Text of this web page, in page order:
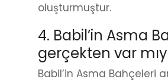
oluşturmuştur.
4. Babil’in Asma
gerçekten var
Babil’in Asma Bahçeleri